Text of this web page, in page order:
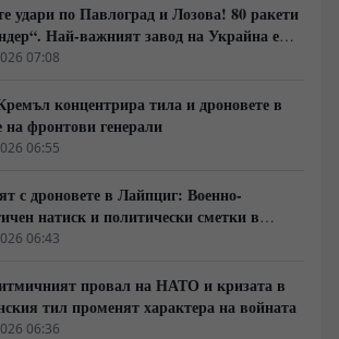
удари по Павлоград и Лозова! 80 ракети
Най-важният завод на Украйна е
Евакуират ли линейки „западни
07:08
концентрира тила и дроновете в
на фронтови генерали
06:55
с дроновете в Лайпциг: Военно-
натиск и политически сметки в
06:43
провал на НАТО и кризата в
тил променят характера на войната
06:36